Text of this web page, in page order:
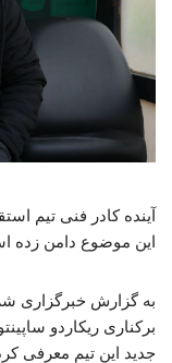
آینده کادر فنی تیم
این موضوع دامن زده
به گزارش خبرگزاری
برکناری ریکاردو
جدید این تیم معرفی